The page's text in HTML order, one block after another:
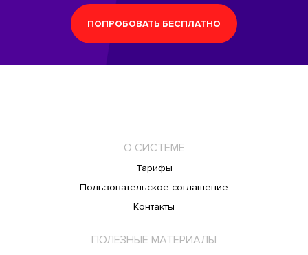
ПОПРОБОВАТЬ БЕСПЛАТНО
О СИСТЕМЕ
Тарифы
Пользовательское соглашение
Контакты
ПОЛЕЗНЫЕ МАТЕРИАЛЫ